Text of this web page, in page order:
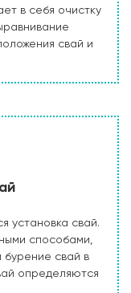
в себя очистку
свай и
установка свай.
способами,
бурение свай в
определяются